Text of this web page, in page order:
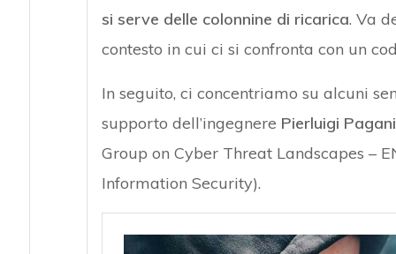
si serve delle colonnine di ricarica. Va
contesto in cui ci si confronta con un
In seguito, ci concentriamo su alcuni
supporto dell’ingegnere Pierluigi
Group on Cyber Threat Landscapes –
Information Security).